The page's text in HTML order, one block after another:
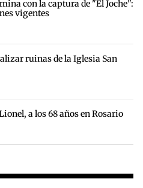
con la captura de "El Joche":
vigentes
ruinas de la Iglesia San
a los 68 años en Rosario